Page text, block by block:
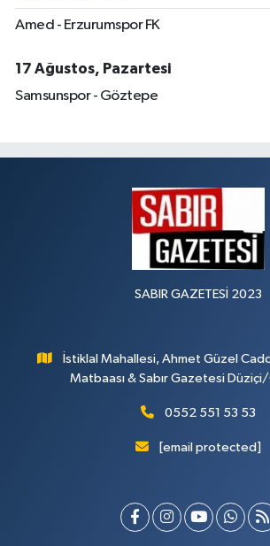
Amed - Erzurumspor FK
17 Ağustos, Pazartesi
Samsunspor - Göztepe
SABIR GAZETESİ 2023
İstiklal Mahallesi, Ahmet Güzel
Matbaası & Sabır Gazetesi
0552 551 53 53
[email protected]